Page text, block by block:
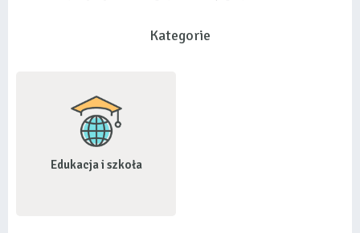
Kategorie
Edukacja i szkoła